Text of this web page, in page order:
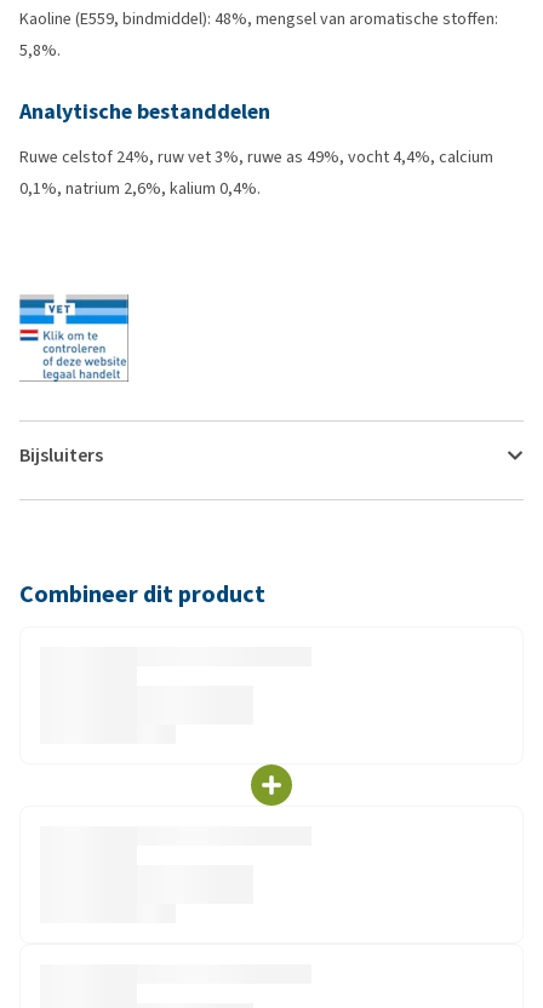
Kaoline (E559, bindmiddel): 48%, mengsel van aromatische stoffen:
5,8%.
Analytische bestanddelen
Ruwe celstof 24%, ruw vet 3%, ruwe as 49%, vocht 4,4%, calcium
0,1%, natrium 2,6%, kalium 0,4%.
Bijsluiters
Combineer dit product